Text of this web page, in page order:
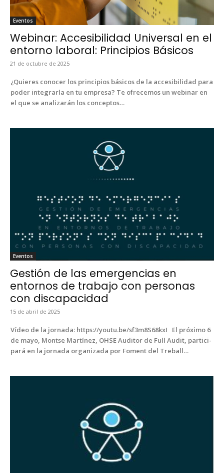
Even­tos
Webinar: Accesibilidad Universal en el
entorno laboral: Principios Básicos
21 de octubre de 2025
¿Quieres cono­cer los prin­ci­p­ios bási­cos de la acce­si­bil­i­dad para
poder inte­grar­la en tu empre­sa? Te ofre­ce­mos un webi­nar en
el que se analizarán los con­cep­tos…
Even­tos
Gestión de las emergencias en
entornos de trabajo con personas
con discapacidad
15 de abril de 2025
Vídeo de la jor­na­da: https://youtu.be/sf3m8S68kxI El próx­i­mo 6
de mayo, Montse Martínez, OHSE Audi­tor de Full Audit, par­tic­i­
pará en la jor­na­da orga­ni­za­da por Foment del Tre­ball…